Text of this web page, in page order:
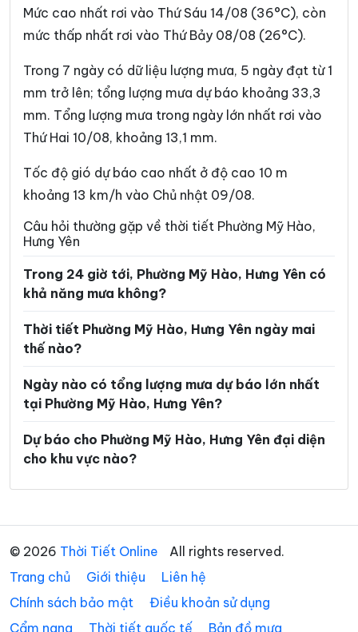
Xã Đông Tiền Hải Xã Đông Tiên Hưng
Xã Đức Hợp Xã Hiệp Cường
Xã Hoàn Long Xã Hoàng Hoa Thám
Xã Hồng Minh Xã Hồng Quang
Xã Hồng Vũ Xã Hưng Hà
Xã Hưng Phú Xã Khoái Châu
Xã Kiến Xương Xã Lạc Đạo
Xã Lê Lợi Xã Lê Quý Đôn
Xã Mễ Sở
Xã Nam Cường Xã Nam Đông Hưng
Xã Nam Thái Ninh
Xã Nam Tiền Hải Xã Nam Tiên Hưng
Xã Nghĩa Dân Xã Nghĩa Trụ
Xã Ngọc Lâm Xã Ngự Thiên
Xã Phạm Ngũ Lão Xã Phụ Dực
Xã Phụng Công Xã Quang Hưng
Xã Quang Lịch Xã Quỳnh An
Mức cao nhất rơi vào Thứ Sáu 14/08 (36°C), còn
mức thấp nhất rơi vào Thứ Bảy 08/08 (26°C).
Trong 7 ngày có dữ liệu lượng mưa, 5 ngày đạt từ 1
mm trở lên; tổng lượng mưa dự báo khoảng 33,3
mm. Tổng lượng mưa trong ngày lớn nhất rơi vào
Thứ Hai 10/08, khoảng 13,1 mm.
Tốc độ gió dự báo cao nhất ở độ cao 10 m
khoảng 13 km/h vào Chủ nhật 09/08.
Câu hỏi thường gặp về thời tiết Phường Mỹ Hào,
Hưng Yên
Trong 24 giờ tới, Phường Mỹ Hào, Hưng Yên có
khả năng mưa không?
Thời tiết Phường Mỹ Hào, Hưng Yên ngày mai
thế nào?
Ngày nào có tổng lượng mưa dự báo lớn nhất
tại Phường Mỹ Hào, Hưng Yên?
Dự báo cho Phường Mỹ Hào, Hưng Yên đại diện
cho khu vực nào?
© 2026 Thời Tiết Online
All rights reserved.
Trang chủ
Giới thiệu
Liên hệ
Chính sách bảo mật
Điều khoản sử dụng
Cẩm nang
Thời tiết quốc tế Bản đồ mưa